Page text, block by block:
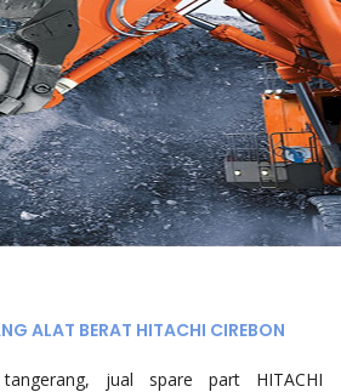
ALAT BERAT HITACHI CIREBON
jual spare part HITACHI